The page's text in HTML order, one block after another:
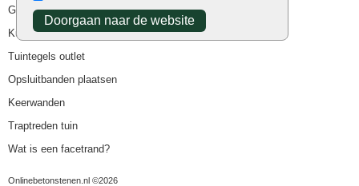
Doorgaan naar de website
Goedkope tuintegels
Kunstgras
Tuintegels outlet
Opsluitbanden plaatsen
Keerwanden
Traptreden tuin
Wat is een facetrand?
Onlinebetonstenen.nl ©2026